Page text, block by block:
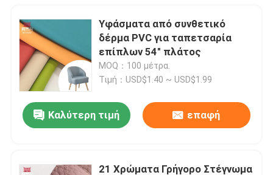
Ζητήστε ένα απόσπασμα
Δέρμα ψεύτικο PVC
PU Faux δέρμα
Υλικό από δέρμα μικροϊνών
Υφάσματα από συνθετικό
δέρμα PVC για ταπετσαρία
επίπλων 54" πλάτος
MOQ：100 μέτρα.
Τιμή：USD$1.40 ~ USD$1.99
Καλύτερη τιμή επαφή
21 Χρώματα Γρήγορο Στέγνωμα